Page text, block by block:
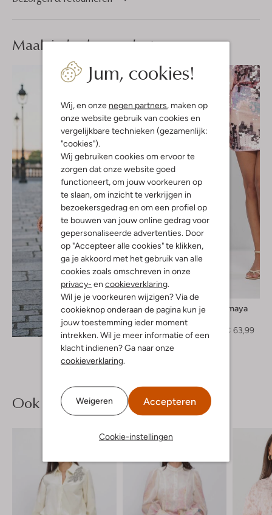
Jum, cookies!
Wij, en onze negen partners , maken op
onze website gebruik van cookies en
vergelijkbare technieken (gezamenlijk:
"cookies").
Wij gebruiken cookies om ervoor te
zorgen dat onze website goed
functioneert, om jouw voorkeuren op
te slaan, om inzicht te verkrijgen in
bezoekersgedrag en om een profiel op
te bouwen van jouw online gedrag voor
gepersonaliseerde advertenties. Door
op "Accepteer alle cookies" te klikken,
ga je akkoord met het gebruik van alle
cookies zoals omschreven in onze
privacy- en cookieverklaring
Wil je je voorkeuren wijzigen? Via de
cookieknop onderaan de pagina kun je
jouw toestemming ieder moment
intrekken. Wil je meer informatie of een
klacht indienen? Ga naar onze
cookieverklaring
Weigeren Accepteren
Cookie-instellingen
Maak jelook compleet
Ontdek de look
Studio Amaya
€ 63,99
Ook iets voor jou?